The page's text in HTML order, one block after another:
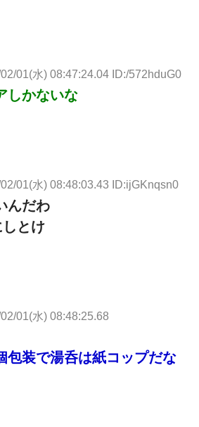
01(水) 08:47:24.04 ID:/572hduG0
しかないな
01(水) 08:48:03.43 ID:ijGKnqsn0
んだわ
とけ
01(水) 08:48:25.68
包装で湯呑は紙コップだな